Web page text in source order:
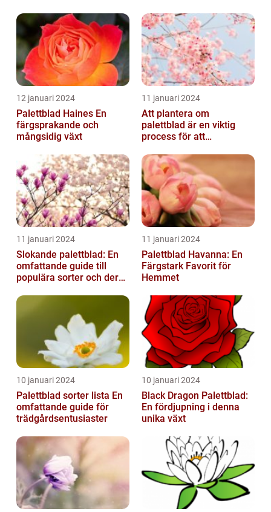
12 januari 2024
Palettblad Haines En
färgsprakande och
mångsidig växt
11 januari 2024
Att plantera om
palettblad är en viktig
process för att
överlevnad och tillväxt...
11 januari 2024
Slokande palettblad: En
omfattande guide till
populära sorter och deras
11 januari 2024
Palettblad Havanna: En
Färgstark Favorit för
Hemmet
10 januari 2024
Palettblad sorter lista En
omfattande guide för
trädgårdsentusiaster
10 januari 2024
Black Dragon Palettblad:
En fördjupning i denna
unika växt